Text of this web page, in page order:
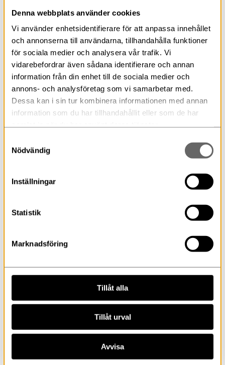
Denna webbplats använder cookies
Vi använder enhetsidentifierare för att anpassa innehållet
och annonserna till användarna, tillhandahålla funktioner
för sociala medier och analysera vår trafik. Vi
vidarebefordrar även sådana identifierare och annan
information från din enhet till de sociala medier och
annons- och analysföretag som vi samarbetar med.
Dessa kan i sin tur kombinera informationen med annan
information som du har tillhandahållit eller som de har
Nödvändig
Inställningar
Statistik
Marknadsföring
Tillåt alla
Tillåt urval
Avvisa
öppnar den upplevelsebaserade utställningen
Tillsammans genom tidenoch på flera museer
kommer det erbjudas föreläsningar, visningar och
annat på plats i museet kopplat till serien:
Ekonomiska museet
Historiska museet
Livrustkammaren
Skokloster slott
Primär 5 november på
SVT
SVT:s Historien om Sverige består av tio delar och
bygger på rekonstruktioner av historiska skeenden och
personer från istiden till våra dagar. Det första
avsnittet har premiär 5 november 2023 och det sista
avsnittet sänds 11 februari 2024. Med noggrant valda
inspelningsmiljöer och påkostade scenerier gestaltas
historien och med målsättning att skapa nyfikenhet
experter har bidragit till innehållet och 100 av dem